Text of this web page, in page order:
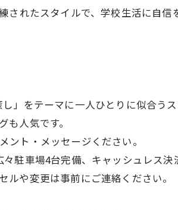
されたスタイルで、学校生活に自
」をテーマに一人ひとりに似合うス
人気です。
ント・メッセージください。
駐車場4台完備、キャッシュレス決
や変更は事前にご連絡ください。